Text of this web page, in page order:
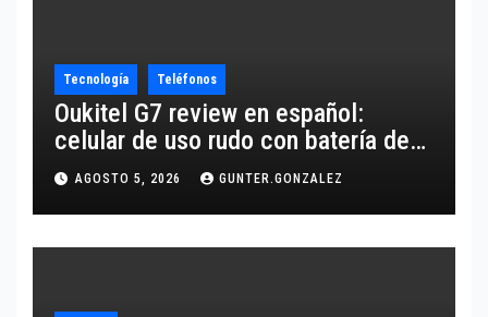
Tecnología Teléfonos
Oukitel G7 review en español:
celular de uso rudo con batería de
10,600 mAh
AGOSTO 5, 2026 GUNTER.GONZALEZ